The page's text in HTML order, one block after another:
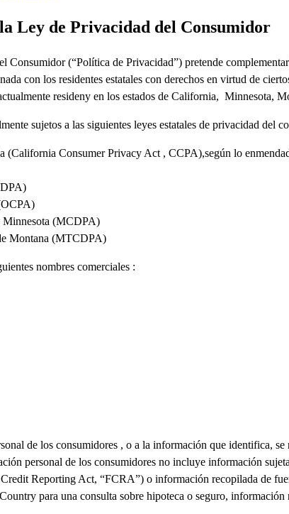
Ley de Privacidad del Consumidor
Consumidor (“Política de Privacidad”) pretende
con los residentes estatales con derechos en virtud de
resideny en los estados de California, Minnesota,
sujetos a las siguientes leyes estatales de privacidad del
(California Consumer Privacy Act , CCPA),según lo
(MCDPA)
Montana (MTCDPA)
nombres comerciales :
de los consumidores , o a la información que identifica, se
personal de los consumidores no incluye información
Reporting Act, “FCRA”) o información recopilada de
para una consulta sobre hipoteca o seguro, información